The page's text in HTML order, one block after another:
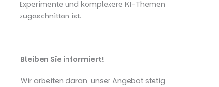
Experimente und komplexere KI-Themen
zugeschnitten ist.
Bleiben Sie informiert!
Wir arbeiten daran, unser Angebot stetig